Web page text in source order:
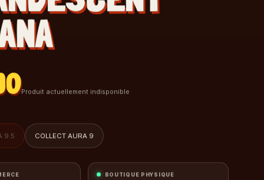
Produit actuellement indisponible
9.5 COLLECT AURA 9
BOUTIQUE PHYSIQUE